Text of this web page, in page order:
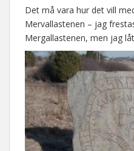
Det må vara hur det vill
Mervallastenen – jag
Mergallastenen, men jag